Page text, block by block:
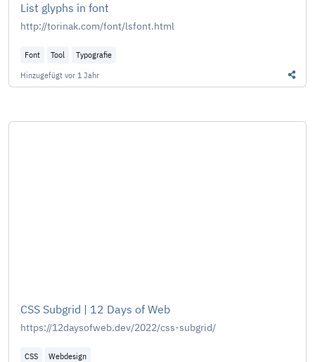
List glyphs in font
http://torinak.com/font/lsfont.html
Font Tool
Typografie
Hinzugefügt vor 1 Jahr
CSS Subgrid | 12 Days of Web
https://12daysofweb.dev/2022/css-subgrid/
CSS
Webdesign